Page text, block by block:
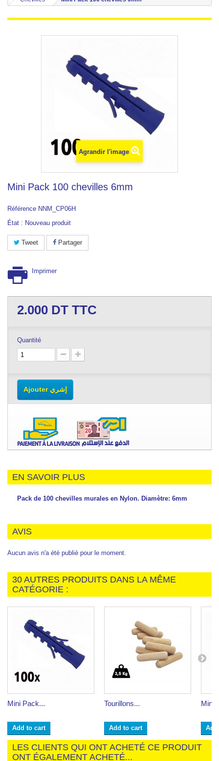
Agrandir l'image
Mini Pack 100 chevilles 6mm
Référence NNM_CP06H
État : Nouveau produit
Tweet Partager
Imprimer
2.000 DT TTC
Quantité
Ajouter إشري
EN SAVOIR PLUS
Pack de 100 chevilles murales en Nylon. Diamètre: 6mm
AVIS
Aucun avis n'a été publié pour le moment.
30 AUTRES PRODUITS DANS LA MÊME
CATÉGORIE :
Mini Pack...
Add to cart
Tourillons...
Add to cart
Mini
LES CLIENTS QUI ONT ACHETÉ CE PRODUIT
ONT ÉGALEMENT ACHETÉ...